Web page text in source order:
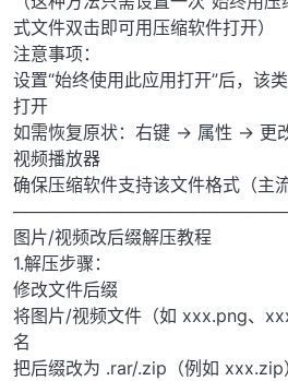
式文件双击即可用压缩软件打开）
注意事项：
设置“始终使用此应用打开”后，该
打开
如需恢复原状：右键 → 属性 → 更
视频播放器
确保压缩软件支持该文件格式（主
图片/视频改后缀解压教程
1.解压步骤：
修改文件后缀
将图片/视频文件（如 xxx.png、
名
把后缀改为 .rar/.zip（例如 xxx.zip